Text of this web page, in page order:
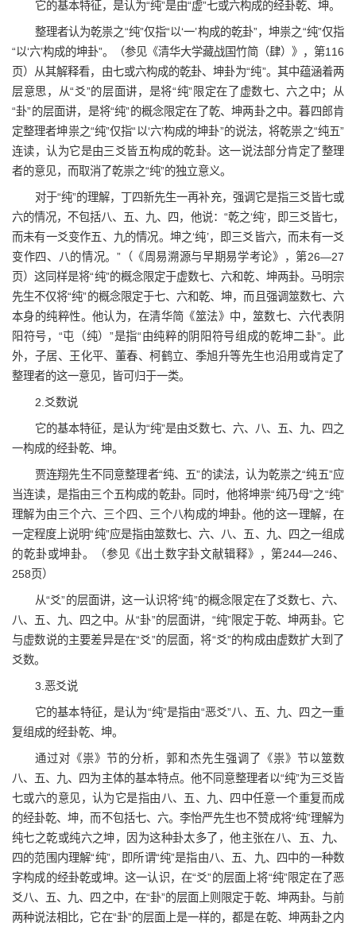
它的基本特征，是认为“纯”是由“虚”七或六构成的经卦乾、坤。
整理者认为乾祟之“纯”仅指“以‘一’构成的乾卦”，坤祟之“纯”仅指
“以‘六’构成的坤卦”。（参见《清华大学藏战国竹简（肆）》，第116
页）从其解释看，由七或六构成的乾卦、坤卦为“纯”。其中蕴涵着两
层意思，从“爻”的层面讲，是将“纯”限定在了虚数七、六之中；从
“卦”的层面讲，是将“纯”的概念限定在了乾、坤两卦之中。暮四郎肯
定整理者坤祟之“纯”仅指“以‘六’构成的坤卦”的说法，将乾祟之“纯五”
连读，认为它是由三爻皆五构成的乾卦。这一说法部分肯定了整理
者的意见，而取消了乾祟之“纯”的独立意义。
对于“纯”的理解，丁四新先生一再补充，强调它是指三爻皆七或
六的情况，不包括八、五、九、四，他说：“乾之‘纯’，即三爻皆七，
而未有一爻变作五、九的情况。坤之‘纯’，即三爻皆六，而未有一爻
变作四、八的情况。”（《周易溯源与早期易学考论》，第26—27
页）这同样是将“纯”的概念限定于虚数七、六和乾、坤两卦。马明宗
先生不仅将“纯”的概念限定于七、六和乾、坤，而且强调筮数七、六
本身的纯粹性。他认为，在清华简《筮法》中，筮数七、六代表阴
阳符号，“屯（纯）”是指“由纯粹的阴阳符号组成的乾坤二卦”。此
外，子居、王化平、董春、柯鹤立、季旭升等先生也沿用或肯定了
整理者的这一意见，皆可归于一类。
2.爻数说
它的基本特征，是认为“纯”是由爻数七、六、八、五、九、四之
一构成的经卦乾、坤。
贾连翔先生不同意整理者“纯、五”的读法，认为乾祟之“纯五”应
当连读，是指由三个五构成的乾卦。同时，他将坤祟“纯乃母”之“纯”
理解为由三个六、三个四、三个八构成的坤卦。他的这一理解，在
一定程度上说明“纯”应是指由筮数七、六、八、五、九、四之一组成
的乾卦或坤卦。（参见《出土数字卦文献辑释》，第244—246、
258页）
从“爻”的层面讲，这一认识将“纯”的概念限定在了爻数七、六、
八、五、九、四之中。从“卦”的层面讲，“纯”限定于乾、坤两卦。它
与虚数说的主要差异是在“爻”的层面，将“爻”的构成由虚数扩大到了
爻数。
3.恶爻说
它的基本特征，是认为“纯”是指由“恶爻”八、五、九、四之一重
复组成的经卦乾、坤。
通过对《祟》节的分析，郭和杰先生强调了《祟》节以筮数
八、五、九、四为主体的基本特点。他不同意整理者以“纯”为三爻皆
七或六的意见，认为它是指由八、五、九、四中任意一个重复而成
的经卦乾、坤，而不包括七、六。李怡严先生也不赞成将“纯”理解为
纯七之乾或纯六之坤，因为这种卦太多了，他主张在八、五、九、
四的范围内理解“纯”，即所谓“纯”是指由八、五、九、四中的一种数
字构成的经卦乾或坤。这一认识，在“爻”的层面上将“纯”限定在了恶
爻八、五、九、四之中，在“卦”的层面上则限定于乾、坤两卦。与前
两种说法相比，它在“卦”的层面上是一样的，都是在乾、坤两卦之内